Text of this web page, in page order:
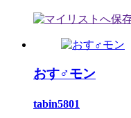
おす♂モン
tabin5801